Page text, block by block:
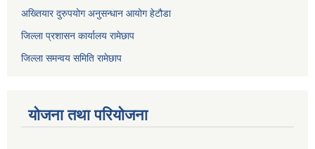
अख्तियार दुरुपयोग अनुसन्धान आयोग हेटौडा
जिल्ला प्रशासन कार्यालय रामेछाप
जिल्ला समन्वय समिति रामेछाप
योजना तथा परियोजना